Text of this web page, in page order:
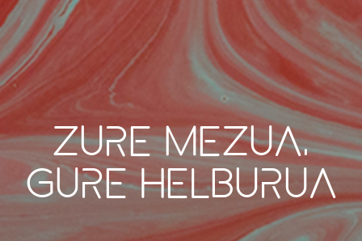
Zure mezua,
gure helburua